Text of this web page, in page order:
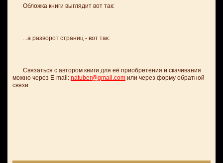
Обложка книги выглядит вот так:
...а разворот страниц - вот так:
Связаться с автором книги для её приобретения и скачивания
можно через E-mail: natuber@gmail.com или через форму обратной
связи: